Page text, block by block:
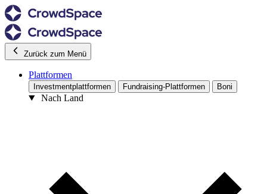
Zurück zum Menü
Plattformen
Investmentplattformen Fundraising-Plattformen Boni
Nach Land